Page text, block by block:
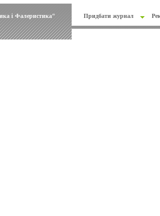
і Фалеристика" Придбати журнал